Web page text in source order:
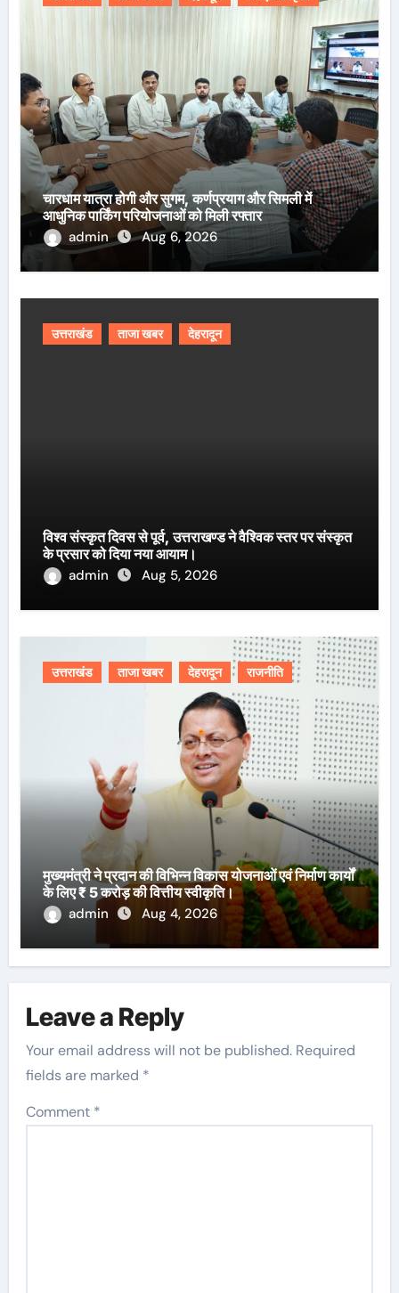
चारधाम यात्रा होगी और सुगम, कर्णप्रयाग और सिमली में
आधुनिक पार्किंग परियोजनाओं को मिली रफ्तार
admin
Aug 6, 2026
उत्तराखंड ताजा खबर देहरादून
विश्व संस्कृत दिवस से पूर्व, उत्तराखण्ड ने वैश्विक स्तर पर संस्कृत
के प्रसार को दिया नया आयाम।
admin
Aug 5, 2026
उत्तराखंड ताजा खबर देहरादून राजनीति
मुख्यमंत्री ने प्रदान की विभिन्न विकास योजनाओं एवं निर्माण कार्यों
के लिए ₹ 5 करोड़ की वित्तीय स्वीकृति।
admin
Aug 4, 2026
Leave a Reply
Your email address will not be published. Required
fields are marked *
Comment *